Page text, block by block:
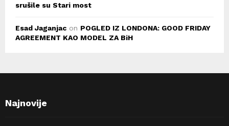
srušile su Stari most
Esad Jaganjac on POGLED IZ LONDONA: GOOD FRIDAY
AGREEMENT KAO MODEL ZA BiH
Najnovije